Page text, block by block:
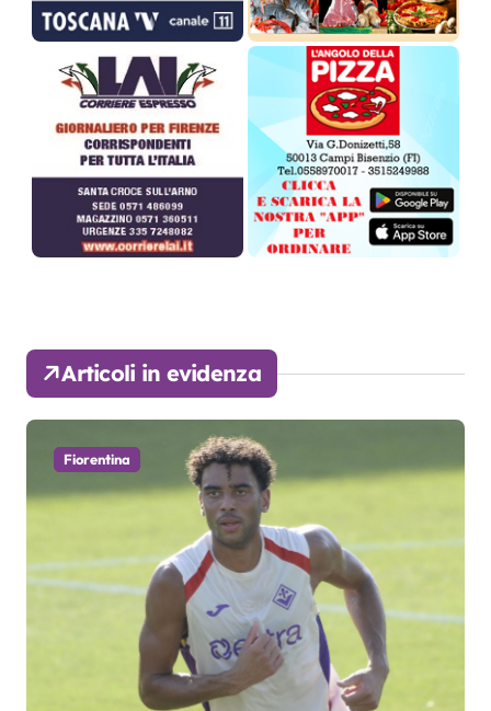
Articoli in evidenza
Fiorentina